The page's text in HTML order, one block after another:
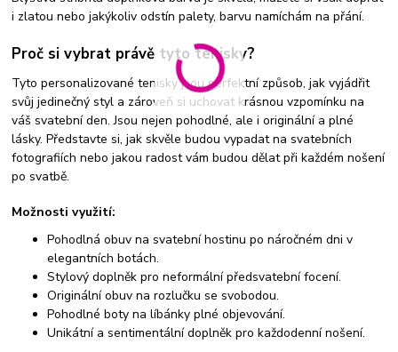
i zlatou nebo jakýkoliv odstín palety, barvu namíchám na přání.
Proč si vybrat právě tyto tenisky?
Tyto personalizované tenisky jsou perfektní způsob, jak vyjádřit
svůj jedinečný styl a zároveň si uchovat krásnou vzpomínku na
váš svatební den. Jsou nejen pohodlné, ale i originální a plné
lásky. Představte si, jak skvěle budou vypadat na svatebních
fotografiích nebo jakou radost vám budou dělat při každém nošení
po svatbě.
Možnosti využití:
Pohodlná obuv na svatební hostinu po náročném dni v
elegantních botách.
Stylový doplněk pro neformální předsvatební focení.
Originální obuv na rozlučku se svobodou.
Pohodlné boty na líbánky plné objevování.
Unikátní a sentimentální doplněk pro každodenní nošení.